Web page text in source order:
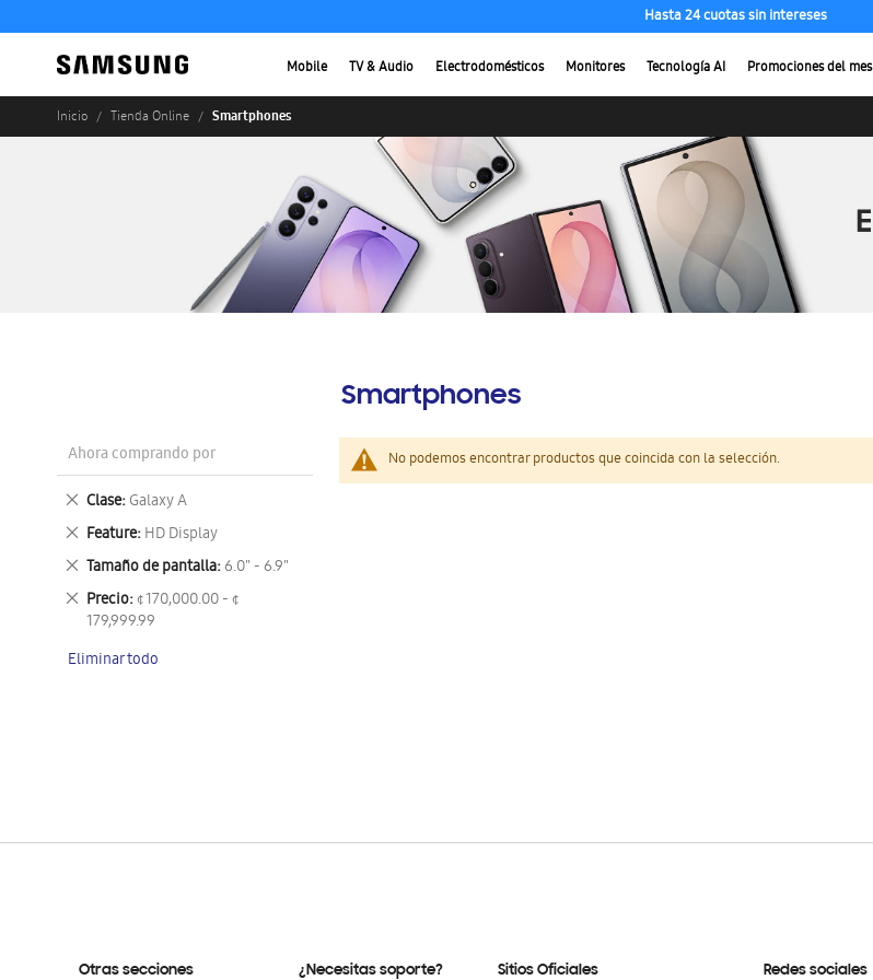
Hasta 24 cuotas sin intereses
Mobile TV & Audio Electrodomésticos Monitores Tecnología AI Promociones del mes
Inicio Tienda Online Smartphones
Smartphones
No podemos encontrar productos que coincida con la selección.
Ahora comprando por
Clase Galaxy A
Eliminar
este
artículo
Feature HD Display
Eliminar
este
artículo
Tamaño de pantalla 6.0" - 6.9"
Eliminar
este
artículo
Precio ¢ 170,000.00 - ¢
179,999.99
Eliminar
este
Eliminar todo
Otras secciones ¿Necesitas soporte? Sitios Oficiales Redes sociales